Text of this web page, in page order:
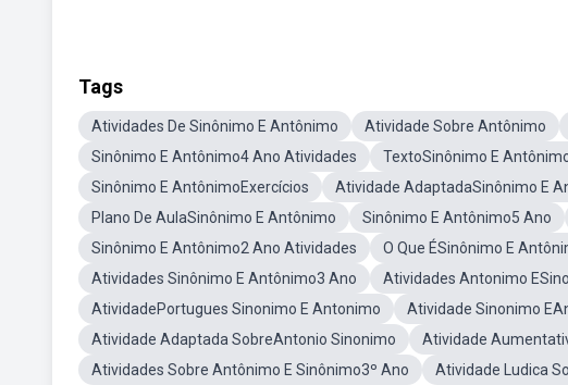
Tags
Atividades De Sinônimo E Antônimo Atividade Sobre Antônimo
Sinônimo E Antônimo4 Ano Atividades
TextoSinônimo E
Sinônimo E AntônimoExercícios
Atividade AdaptadaSinônimo E
Plano De AulaSinônimo E Antônimo
Sinônimo E Antônimo5 Ano
Sinônimo E Antônimo2 Ano Atividades
O Que ÉSinônimo E
Atividades Sinônimo E Antônimo3 Ano
Atividades Antonimo
AtividadePortugues Sinonimo E Antonimo
Atividade Sinonimo
Atividade Adaptada SobreAntonio Sinonimo
Atividade
Atividades Sobre Antônimo E Sinônimo3º Ano
Atividade Ludica